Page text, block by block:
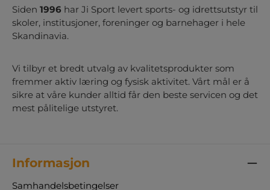
Siden 1996 har Ji Sport levert sports- og idrettsutstyr til
skoler, institusjoner, foreninger og barnehager i hele
Skandinavia.
Vi tilbyr et bredt utvalg av kvalitetsprodukter som
fremmer aktiv læring og fysisk aktivitet. Vårt mål er å
sikre at våre kunder alltid får den beste servicen og det
mest pålitelige utstyret.
Informasjon
Samhandelsbetingelser